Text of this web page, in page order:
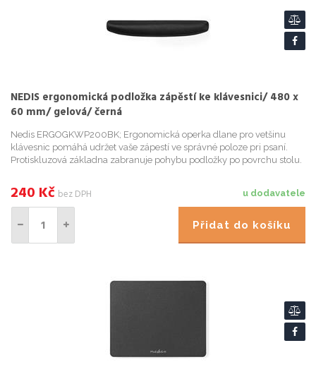
NEDIS ergonomická podložka zápěstí ke klávesnici/ 480 x
60 mm/ gelová/ černá
Nedis ERGOGKWP200BK; Ergonomická operka dlane pro vetšinu
klávesnic pomáhá udržet vaše zápestí ve správné poloze pri psaní.
Protiskluzová základna zabranuje pohybu podložky po povrchu stolu.
u dodavatele
240 Kč bez DPH
Přidat do košíku